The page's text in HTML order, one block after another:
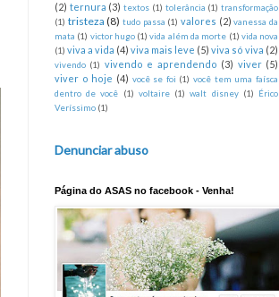
(2) ternura (3) textos (1) tolerância (1) transformação
(1) tristeza (8) tudo passa (1) valores (2) vanessa da
mata (1) victor hugo (1) vida além da morte (1) vida nova
(1) viva a vida (4) viva mais leve (5) viva só viva (2)
vivendo (1) vivendo e aprendendo (3) viver (5)
viver o hoje (4) você se foi (1) você tem uma faísca
dentro de você
(1) voltaire (1) walt disney (1)
Érico
Veríssimo (1)
Denunciar abuso
Página do ASAS no facebook - Venha!